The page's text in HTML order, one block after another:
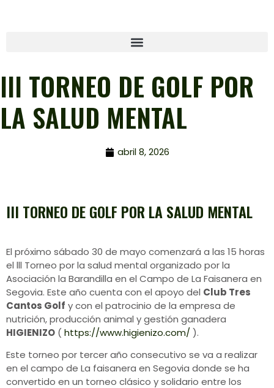
III TORNEO DE GOLF POR
LA SALUD MENTAL
abril 8, 2026
III TORNEO DE GOLF POR LA SALUD MENTAL
El próximo sábado 30 de mayo comenzará a las 15 horas
el lll Torneo por la salud mental organizado por la
Asociación la Barandilla en el Campo de La Faisanera en
Segovia. Este año cuenta con el apoyo del Club Tres
Cantos Golf y con el patrocinio de la empresa de
nutrición, producción animal y gestión ganadera
HIGIENIZO (https://www.higienizo.com/ ).
Este torneo por tercer año consecutivo se va a realizar
en el campo de La faisanera en Segovia donde se ha
convertido en un torneo clásico y solidario entre los